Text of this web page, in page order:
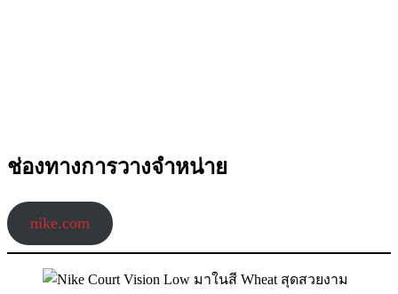
ช่องทางการวางจำหน่าย
nike.com